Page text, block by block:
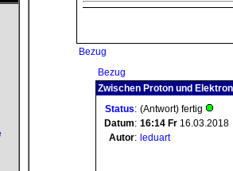
Bezug
Bezug
Zwischen Proton und
Status: (Antwort) fertig
Datum: 16:14 Fr 16.03.2018
Autor: leduart